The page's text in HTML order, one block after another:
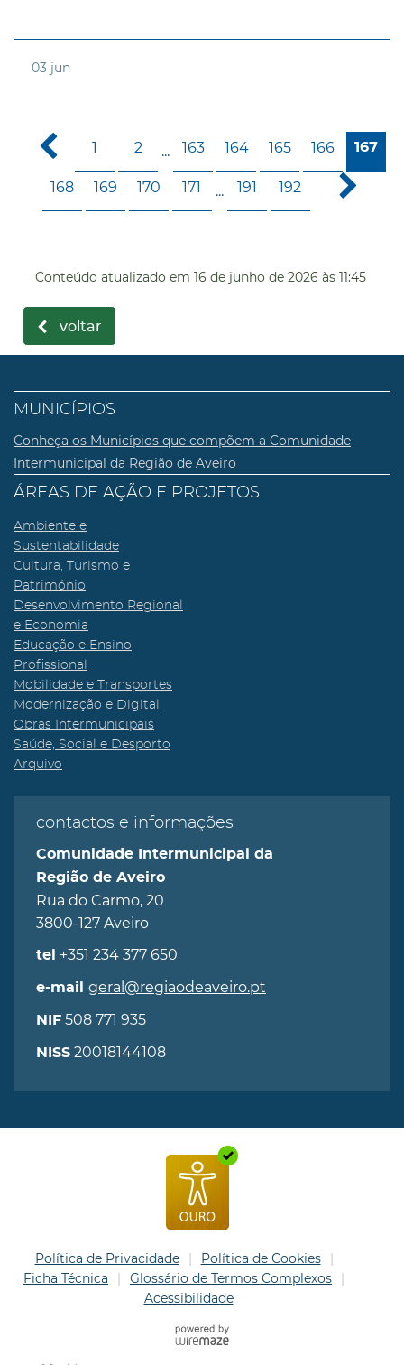
03 jun
1 2 ... 163 164 165 166 167
168 169 170 171 ... 191 192
Conteúdo atualizado em 16 de junho de 2026 às 11:45
voltar
MUNICÍPIOS
Conheça os Municípios que compõem a Comunidade
Intermunicipal da Região de Aveiro
ÁREAS DE AÇÃO E PROJETOS
Ambiente e
Sustentabilidade
Cultura, Turismo e
Património
Desenvolvimento Regional
e Economia
Educação e Ensino
Profissional
Mobilidade e Transportes
Modernização e Digital
Obras Intermunicipais
Saúde, Social e Desporto
Arquivo
contactos e informações
Comunidade Intermunicipal da
Região de Aveiro
Rua do Carmo, 20
3800-127 Aveiro
tel +351 234 377 650
e-mail geral@regiaodeaveiro.pt
NIF 508 771 935
NISS 20018144108
Política de Privacidade
Política de Cookies
Ficha Técnica
Glossário de Termos Complexos
Acessibilidade